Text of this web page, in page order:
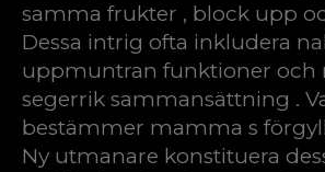
samma frukter , block upp
Dessa intrig ofta inkludera
uppmuntran funktioner och
segerrik sammansättning .
bestämmer mamma s
Ny utmanare konstituera